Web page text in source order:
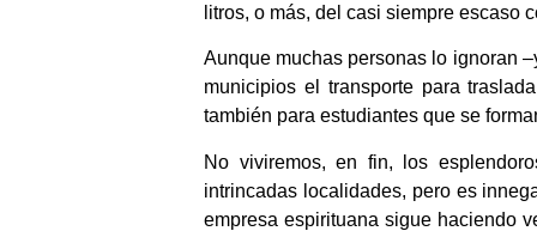
litros, o más, del casi siempre escaso
Aunque muchas personas lo ignoran
municipios el transporte para
también para estudiantes que se
No viviremos, en fin, los
intrincadas localidades, pero es
empresa espirituana sigue haciendo